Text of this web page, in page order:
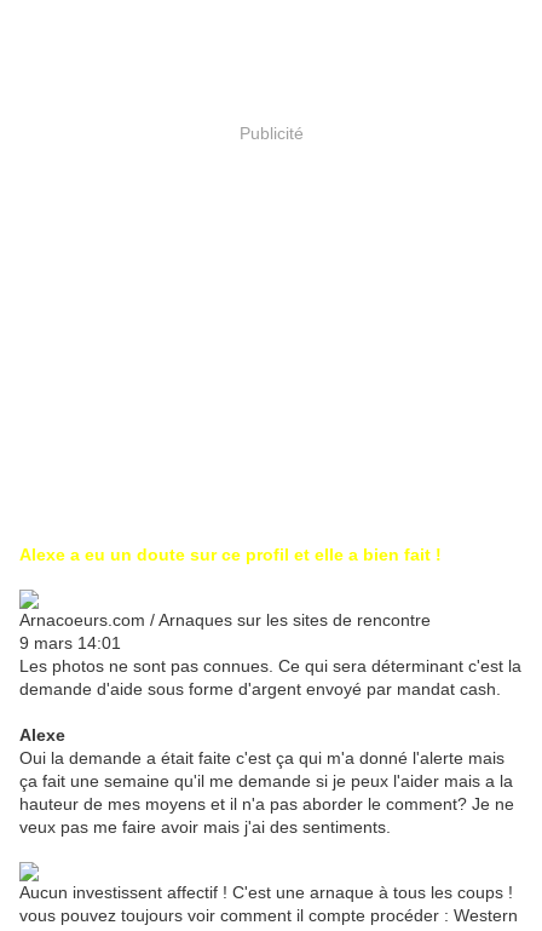
Publicité
Alexe a eu un doute sur ce profil et elle a bien fait !
Arnacoeurs.com / Arnaques sur les sites de rencontre
9 mars 14:01
Les photos ne sont pas connues. Ce qui sera déterminant c'est la
demande d'aide sous forme d'argent envoyé par mandat cash.
Alexe
Oui la demande a était faite c'est ça qui m'a donné l'alerte mais
ça fait une semaine qu'il me demande si je peux l'aider mais a la
hauteur de mes moyens et il n'a pas aborder le comment? Je ne
veux pas me faire avoir mais j'ai des sentiments.
Aucun investissent affectif ! C'est une arnaque à tous les coups !
vous pouvez toujours voir comment il compte procéder : Western